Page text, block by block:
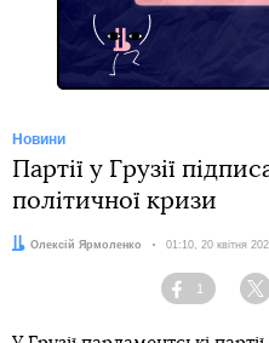
Новини
Партії у Грузії
політичної кризи
Автор:
Олексій Ярмоленко Дата:
01:10, 20 квітня
Facebook
1